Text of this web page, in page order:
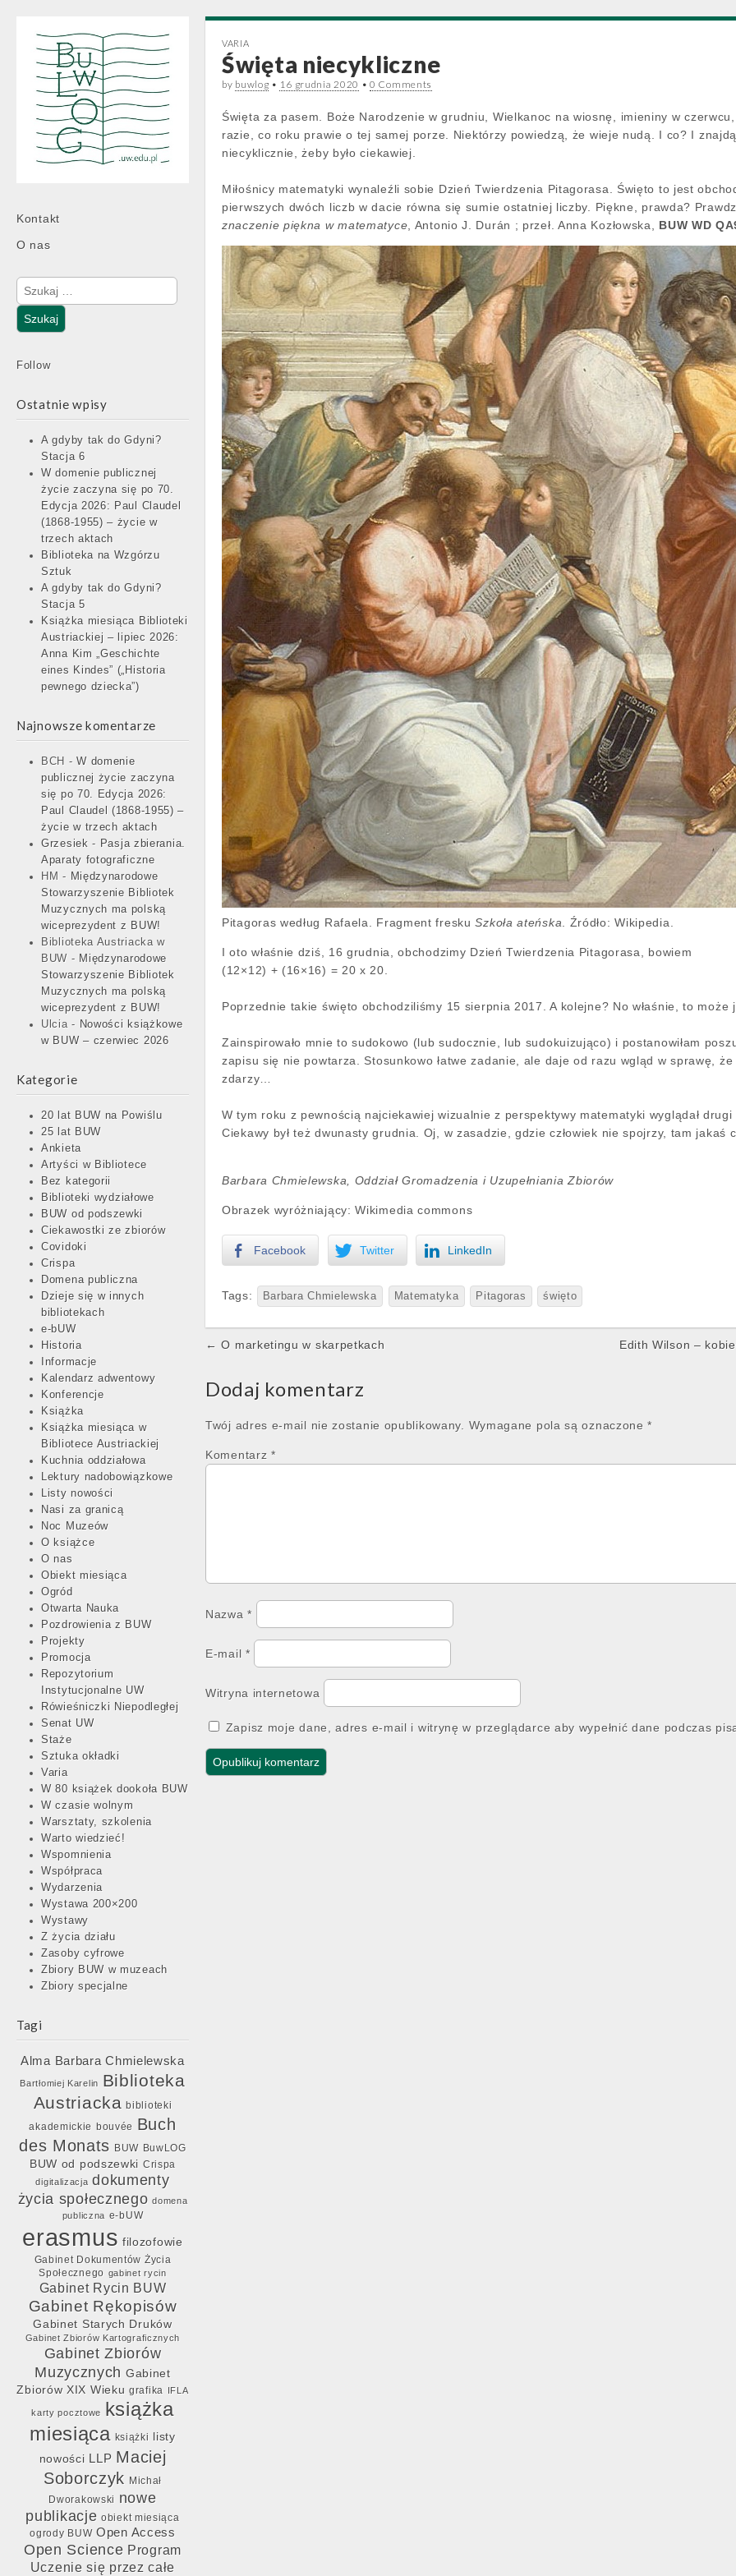
Main
menu
Skip
content
Kontakt
O nas
Szukaj:
Follow
Ostatnie wpisy
A gdyby tak do Gdyni?
Stacja 6
W domenie publicznej
życie zaczyna się po 70.
Edycja 2026: Paul Claudel
(1868-1955) – życie w
trzech aktach
Biblioteka na Wzgórzu
Sztuk
A gdyby tak do Gdyni?
Stacja 5
Książka miesiąca Biblioteki
Austriackiej – lipiec 2026:
Anna Kim „Geschichte
eines Kindes” („Historia
pewnego dziecka”)
Najnowsze komentarze
BCH -W domenie
publicznej życie zaczyna
się po 70. Edycja 2026:
Paul Claudel (1868-1955) –
życie w trzech aktach
Grzesiek - Pasja zbierania.
Aparaty fotograficzne
HM - Międzynarodowe
Stowarzyszenie Bibliotek
Muzycznych ma polską
wiceprezydent z BUW!
Biblioteka Austriacka w
BUW - Międzynarodowe
Stowarzyszenie Bibliotek
Muzycznych ma polską
wiceprezydent z BUW!
Ulcia - Nowości książkowe
w BUW – czerwiec 2026
Kategorie
20 lat BUW na Powiślu
25 lat BUW
Ankieta
Artyści w Bibliotece
Bez kategorii
Biblioteki wydziałowe
BUW od podszewki
Ciekawostki ze zbiorów
Covidoki
Crispa
Domena publiczna
Dzieje się w innych
bibliotekach
e-bUW
Historia
Informacje
Kalendarz adwentowy
Konferencje
Książka
Książka miesiąca w
Bibliotece Austriackiej
Kuchnia oddziałowa
Lektury nadobowiązkowe
Listy nowości
Nasi za granicą
Noc Muzeów
O książce
O nas
Obiekt miesiąca
Ogród
Otwarta Nauka
Pozdrowienia z BUW
Projekty
Promocja
Repozytorium
Instytucjonalne UW
Rówieśniczki Niepodległej
Senat UW
Staże
Sztuka okładki
Varia
W 80 książek dookoła BUW
W czasie wolnym
Warsztaty, szkolenia
Warto wiedzieć!
Wspomnienia
Współpraca
Wydarzenia
Wystawa 200×200
Wystawy
Z życia działu
Zasoby cyfrowe
Zbiory BUW w muzeach
Zbiory specjalne
Tagi
Alma Barbara Chmielewska
Bartłomiej Karelin Biblioteka
Austriacka biblioteki
akademickie
bouvée
Buch
des Monats BUW BuwLOG
BUW od podszewki Crispa
digitalizacja dokumenty
życia społecznego domena
publiczna e-bUW
erasmus filozofowie
Gabinet Dokumentów Życia
Społecznego gabinet rycin
Gabinet Rycin BUW
Gabinet Rękopisów
Gabinet Starych Druków
Gabinet Zbiorów Kartograficznych
Gabinet Zbiorów
Muzycznych Gabinet
Zbiorów XIX Wieku grafika IFLA
karty pocztowe książka
miesiąca książki
listy
nowości LLP Maciej
Soborczyk
Michał
Dworakowski
nowe
publikacje obiekt miesiąca
ogrody BUW Open Access
Open Science Program
Uczenie się przez całe
VARIA
Święta niecykliczne
by buwlog • 16 grudnia 2020 •0 Comments
Święta za pasem. Boże Narodzenie w grudniu, Wielkanoc na wiosnę, imieniny w
razie, co roku prawie o tej samej porze. Niektórzy powiedzą, że wieje nudą. I co? I
niecyklicznie, żeby było ciekawiej.
Miłośnicy matematyki wynaleźli sobie Dzień Twierdzenia Pitagorasa. Święto to jest
pierwszych dwóch liczb w dacie równa się sumie ostatniej liczby. Piękne, prawda?
znaczenie piękna w matematyce , Antonio J. Durán ; przeł. Anna Kozłowska, BUW WD
Pitagoras według Rafaela. Fragment freskuSzkoła ateńska . Źródło: Wikipedia.
I oto właśnie dziś, 16 grudnia, obchodzimy Dzień Twierdzenia Pitagorasa, bowiem
(12×12) + (16×16) = 20 x 20.
Poprzednie takie święto obchodziliśmy 15 sierpnia 2017. A kolejne? No właśnie, to może
Zainspirowało mnie to sudokowo (lub sudocznie, lub sudokuizująco) i postanowiłam
zapisu się nie powtarza. Stosunkowo łatwe zadanie, ale daje od razu wgląd w sprawę,
zdarzy…
W tym roku z pewnością najciekawiej wizualnie z perspektywy matematyki wyglądał
Ciekawy był też dwunasty grudnia. Oj, w zasadzie, gdzie człowiek nie spojrzy, tam jakaś
Barbara Chmielewska, Oddział Gromadzenia i Uzupełniania Zbiorów
Obrazek wyróżniający: Wikimedia commons
Facebook Twitter LinkedIn
Tags: Barbara Chmielewska Matematyka Pitagoras święto
Post
← O marketingu w skarpetkach Edith Wilson –
Dodaj komentarz
Twój adres e-mail nie zostanie opublikowany. Wymagane pola są oznaczone*
Komentarz *
Nazwa*
E-mail *
Witryna internetowa
Zapisz moje dane, adres e-mail i witrynę w przeglądarce aby wypełnić dane podczas